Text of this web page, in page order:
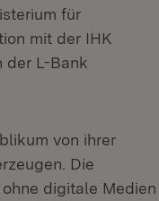
für
mit der IHK
der L-Bank
von ihrer
Die
digitale Medien